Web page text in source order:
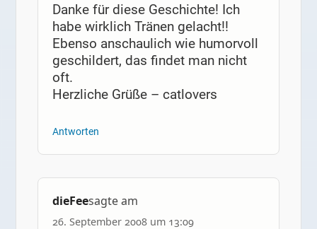
Danke für diese Geschichte! Ich
habe wirklich Tränen gelacht!!
Ebenso anschaulich wie humorvoll
geschildert, das findet man nicht
oft.
Herzliche Grüße – catlovers
Antworten
dieFeesagte am
26. September 2008 um 13:09